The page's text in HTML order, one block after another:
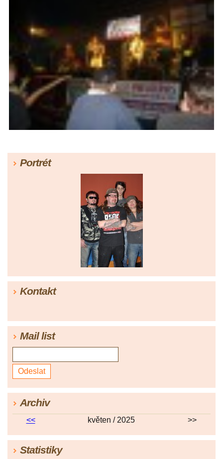
Portrét
Kontakt
Mail list
Archiv
<< květen / 2025 >>
Statistiky